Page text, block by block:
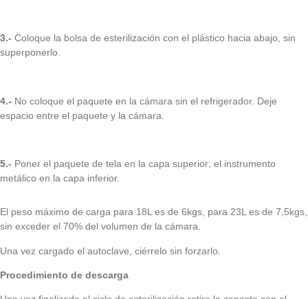
3.- Coloque la bolsa de esterilización con el plástico hacia abajo, sin
superponerlo.
4.- No coloque el paquete en la cámara sin el refrigerador. Deje
espacio entre el paquete y la cámara.
5.- Poner el paquete de tela en la capa superior; el instrumento
metálico en la capa inferior.
El peso máximo de carga para 18L es de 6kgs, para 23L es de 7,5kgs,
sin exceder el 70% del volumen de la cámara.
Una vez cargado el autoclave, ciérrelo sin forzarlo.
Procedimiento de descarga